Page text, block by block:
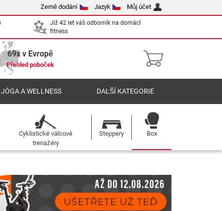
Země dodání Jazyk Můj účet
Již 42 let váš odborník na domácí
fitness
69x v Evropě
Přehled poboček
A WELLNESS DALŠÍ KATEGORIE
Cyklistické válcové
trenažéry
Steppery Box